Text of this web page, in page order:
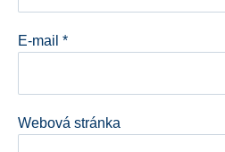
E-mail *
Webová stránka